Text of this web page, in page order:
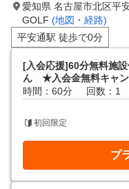
愛知県 名古屋市北区平
GOLF (地図・経路)
平安通駅 徒歩で0分
[入会応援]60分無料施
ん ★入会金無料キャ
時間：60分
回数：1
初回限定
プ